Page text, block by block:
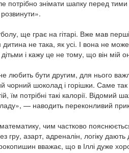
потрібно знімати шапку перед
ще грає на гітарі. Вже мав
дитина не така, як усі. І вона не
і кажу це не тому, що він
любить бути другим, для нього
чорний шоколад і горішки. Саме
їм потрібні такі калорії. Відомий
— наводить переконливий
чим частково
гру, азарт, адреналін, логіку
вважає, що в Іллі дуже